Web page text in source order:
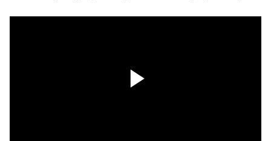
Kinh tế